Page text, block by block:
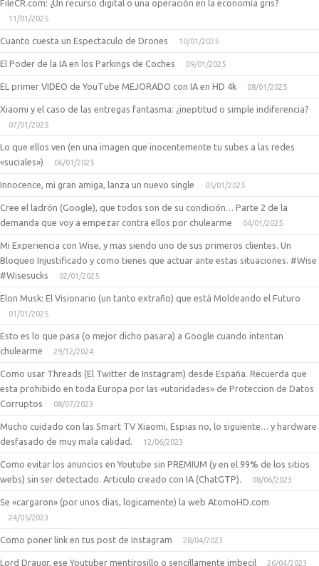
FileCR.com: ¿Un recurso digital o una operación en la economía gris?
11/01/2025
Cuanto cuesta un Espectaculo de Drones 10/01/2025
El Poder de la IA en los Parkings de Coches 09/01/2025
EL primer VIDEO de YouTube MEJORADO con IA en HD 4k 08/01/2025
Xiaomi y el caso de las entregas fantasma: ¿ineptitud o simple indiferencia?
07/01/2025
Lo que ellos ven (en una imagen que inocentemente tu subes a las redes
«suciales»)
06/01/2025
Innocence, mi gran amiga, lanza un nuevo single 05/01/2025
Cree el ladrón (Google), que todos son de su condición… Parte 2 de la
demanda que voy a empezar contra ellos por chulearme
04/01/2025
Mi Experiencia con Wise, y mas siendo uno de sus primeros clientes. Un
Bloqueo Injustificado y como tienes que actuar ante estas situaciones. #Wise
#Wisesucks
02/01/2025
Elon Musk: El Visionario (un tanto extraño) que está Moldeando el Futuro
01/01/2025
Esto es lo que pasa (o mejor dicho pasara) a Google cuando intentan
chulearme
29/12/2024
Como usar Threads (El Twitter de Instagram) desde España. Recuerda que
esta prohibido en toda Europa por las «utoridades» de Proteccion de Datos
Corruptos
08/07/2023
Mucho cuidado con las Smart TV Xiaomi, Espias no, lo siguiente… y hardware
desfasado de muy mala calidad.
12/06/2023
Como evitar los anuncios en Youtube sin PREMIUM (y en el 99% de los sitios
webs) sin ser detectado. Articulo creado con IA (ChatGTP).
08/06/2023
Se «cargaron» (por unos dias, logicamente) la web AtomoHD.com
24/05/2023
Como poner link en tus post de Instagram 28/04/2023
Lord Draugr, ese Youtuber mentirosillo o sencillamente imbecil 26/04/2023